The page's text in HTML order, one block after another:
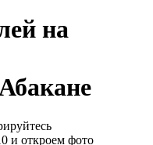
на
и откроем фото